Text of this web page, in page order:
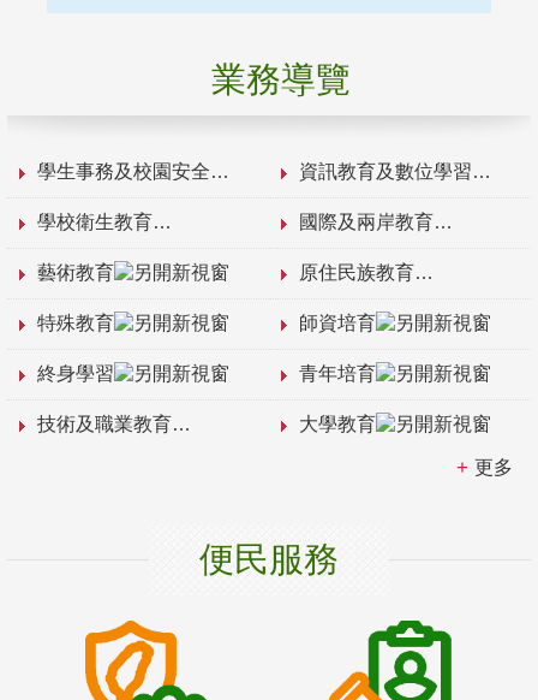
業務導覽
學生事務及校園安全 資訊教育及數位學習
學校衛生教育 國際及兩岸教育
藝術教育 原住民族教育
特殊教育 師資培育
終身學習 青年培育
技術及職業教育 大學教育
更多
便民服務